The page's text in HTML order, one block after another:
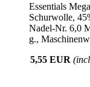
Essentials
Schurwolle,
Nadel-Nr. 6,0
g.,
5,55 EUR